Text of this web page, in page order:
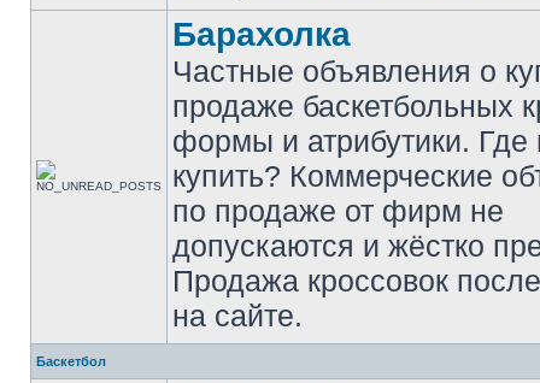
Барахолка
Частные объявления о
продаже баскетбольных
формы и атрибутики. Где
купить? Коммерческие
по продаже от фирм не
допускаются и жёстко
Продажа кроссовок
на сайте.
Баскетбол